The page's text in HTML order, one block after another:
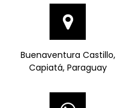
Buenaventura Castillo,
Capiatá, Paraguay